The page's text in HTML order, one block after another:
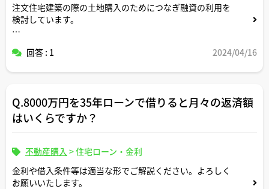
注文住宅建築の際の土地購入のためにつなぎ融資の利用を
検討しています。
ていると聞きました。
金融機関もあるのでしょうか。
回答 : 1 2024/04/16
Q.8000万円を35年ローンで借りると月々の返済額
はいくらですか？
不動産購入 >住宅ローン・金利
金利や借入条件等は適当な形でご解説ください。よろしく
お願いいたします。